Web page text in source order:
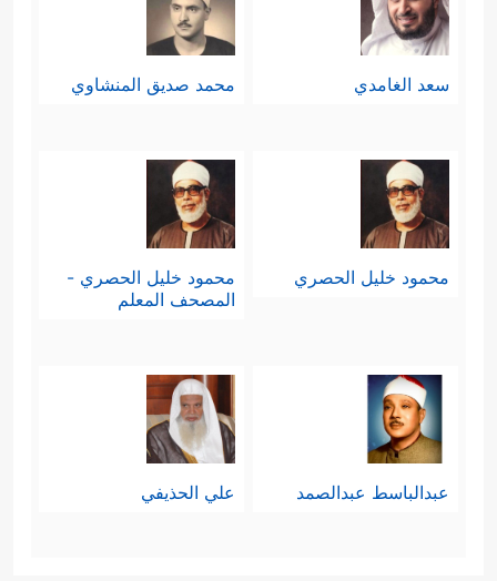
سعد الغامدي محمد صديق المنشاوي
محمود خليل الحصري
محمود خليل الحصري -
المصحف المعلم
عبدالباسط عبدالصمد علي الحذيفي